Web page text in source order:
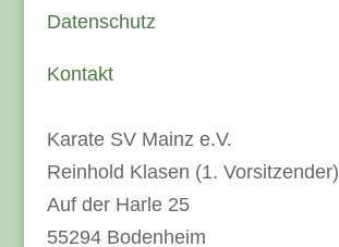
Datenschutz
Kontakt
Karate SV Mainz e.V.
Reinhold Klasen (1. Vorsitzender)
Auf der Harle 25
55294 Bodenheim